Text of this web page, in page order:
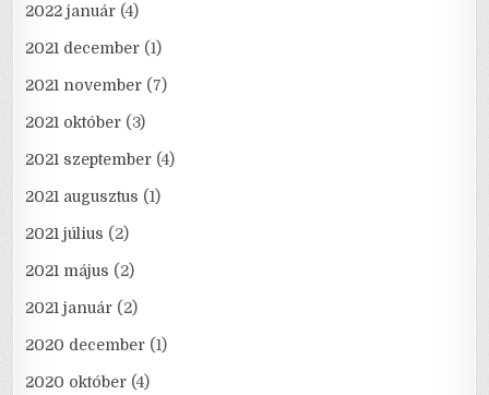
2022 január (4)
2021 december (1)
2021 november (7)
2021 október (3)
2021 szeptember (4)
2021 augusztus (1)
2021 július (2)
2021 május (2)
2021 január (2)
2020 december (1)
2020 október (4)